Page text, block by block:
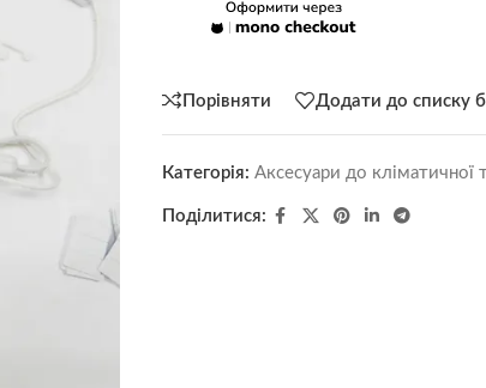
Порівняти Додати до списку
Категорія: Аксесуари до кліматичної
Поділитися: